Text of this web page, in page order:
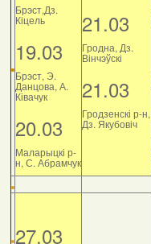
Брэст,Дз.
Кіцель
19.03
Брэст, Э.
Данцова, А.
Ківачук
20.03
Маларыцкі р-
н, С. Абрамчук
21.03
Гродна, Дз.
Вінчэўскі
21.03
Гродзенскі р-н,
Дз. Якубовіч
27.03